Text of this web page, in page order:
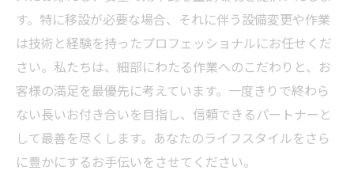
す。特に移設が必要な場合、それに伴う設備変更や作業
は技術と経験を持ったプロフェッショナルにお任せくだ
さい。私たちは、細部にわたる作業へのこだわりと、お
客様の満足を最優先に考えています。一度きりで終わら
ない長いお付き合いを目指し、信頼できるパートナーと
して最善を尽くします。あなたのライフスタイルをさら
に豊かにするお手伝いをさせてください。